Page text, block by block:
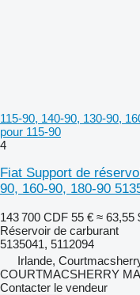
115-90, 140-90, 130-90,
pour 115-90
4
Fiat Support de
90, 160-90, 180-90
143 700 CDF 55 € ≈ 63,55
Réservoir de carburant
5135041, 5112094
Irlande,
COURTMACSHERRY
Contacter le vendeur